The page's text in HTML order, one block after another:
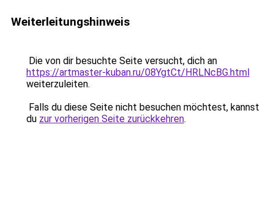
Weiterleitungshinweis
Die von dir besuchte Seite versucht, dich an
https://artmaster-kuban.ru/08YgtCt/HRLNcBG.html
weiterzuleiten.
Falls du diese Seite nicht besuchen möchtest, kannst
du zur vorherigen Seite zurückkehren.